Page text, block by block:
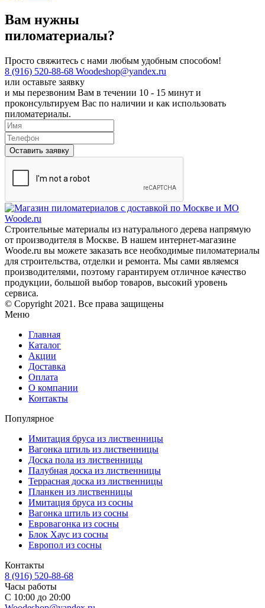
Вам нужны
пиломатериалы?
Просто свяжитесь с нами любым удобным способом!
8 (916) 520-88-68 Woodeshop@yandex.ru
или оставьте заявку
и мы перезвоним Вам в течении 10 - 15 минут и
проконсультируем Вас по наличии и как использовать
пиломатериалы.
Оставить заявку
Строительные материалы из натурального дерева напрямую
от производителя в Москве. В нашем интернет-магазине
Woode.ru вы можете заказать все необходимые пиломатериалы
для строительства, отделки и ремонта. Мы сами являемся
производителями, поэтому гарантируем отличное качество
продукции, большой выбор товаров, высокий уровень
сервиса.
© Copyright 2021. Все права защищены
Меню
Главная
Каталог
Акции
Доставка
Оплата
О компании
Контакты
Популярное
Имитация бруса из лиственницы
Вагонка штиль из лиственницы
Доска пола из лиственницы
Палубная доска из лиственницы
Террасная доска из лиственницы
Планкен из лиственницы
Имитация бруса из сосны
Вагонка штиль из сосны
Евровагонка из сосны
Блок Хаус из сосны
Европол из сосны
Контакты
8 (916) 520-88-68
Часы работы
С 10:00 до 20:00